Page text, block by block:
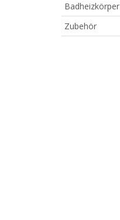
Badheizkörper
Zubehör